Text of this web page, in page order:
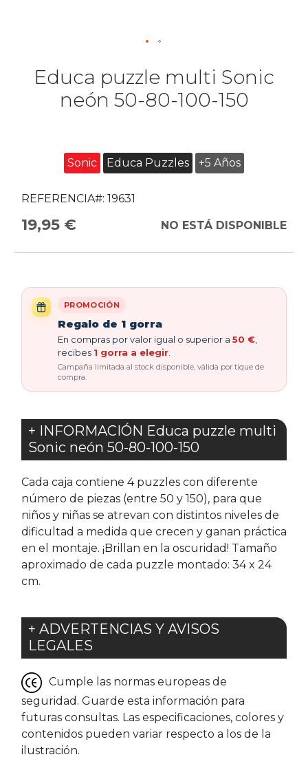
Educa puzzle multi Sonic
neón 50-80-100-150
Sonic Educa Puzzles +5 Años
REFERENCIA#: 19631
19,95 € NO ESTÁ DISPONIBLE
PROMOCIÓN
Regalo de 1 gorra
En compras por valor igual o superior a 50 €
recibes 1 gorra a elegir
Campaña limitada al stock disponible, válida por tique de
compra.
+ INFORMACIÓN Educa puzzle multi
Sonic neón 50-80-100-150
Cada caja contiene 4 puzzles con diferente
número de piezas (entre 50 y 150), para que
niños y niñas se atrevan con distintos niveles de
dificultad a medida que crecen y ganan práctica
en el montaje. ¡Brillan en la oscuridad! Tamaño
aproximado de cada puzzle montado: 34 x 24
cm.
+ ADVERTENCIAS Y AVISOS
LEGALES
Cumple las normas europeas de
seguridad. Guarde esta información para
futuras consultas. Las especificaciones, colores y
contenidos pueden variar respecto a los de la
ilustración.